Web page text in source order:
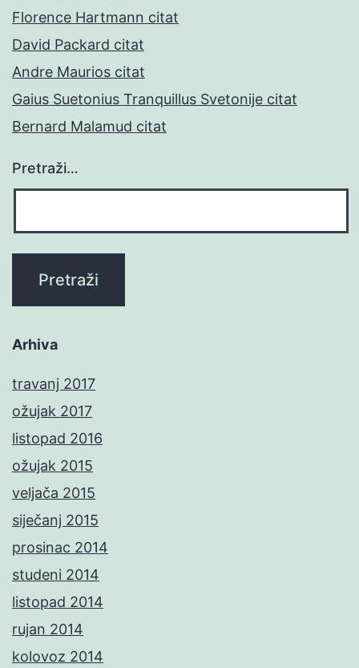
Florence Hartmann citat
David Packard citat
Andre Maurios citat
Gaius Suetonius Tranquillus Svetonije citat
Bernard Malamud citat
Pretraži…
Arhiva
travanj 2017
ožujak 2017
listopad 2016
ožujak 2015
veljača 2015
siječanj 2015
prosinac 2014
studeni 2014
listopad 2014
rujan 2014
kolovoz 2014